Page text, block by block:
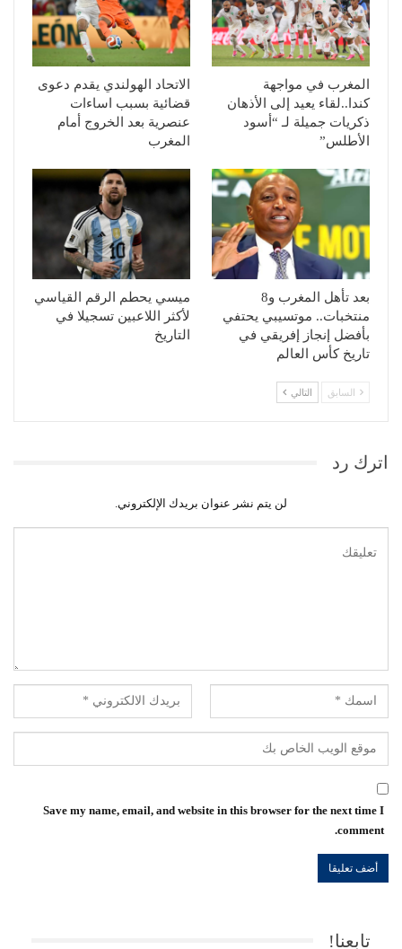
المغرب في مواجهة
كندا..لقاء يعيد إلى الأذهان
ذكريات جميلة لـ “أسود
الأطلس”
الاتحاد الهولندي يقدم دعوى
قضائية بسبب اساءات
عنصرية بعد الخروج أمام
المغرب
بعد تأهل المغرب و8
منتخبات.. موتسيبي يحتفي
بأفضل إنجاز إفريقي في
تاريخ كأس العالم
ميسي يحطم الرقم القياسي
لأكثر اللاعبين تسجيلا في
التاريخ
السابق التالي
اترك رد
لن يتم نشر عنوان بريدك الإلكتروني.
Save my name, email, and website in this browser for the next time I
comment.
تابعنا!